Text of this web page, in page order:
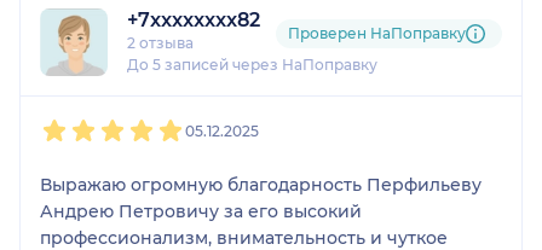
+7xxxxxxxx82
2 отзыва
До 5 записей через НаПоправку
Проверен НаПоправку
05.12.2025
Выражаю огромную благодарность Перфильеву
Андрею Петровичу за его высокий
профессионализм, внимательность и чуткое